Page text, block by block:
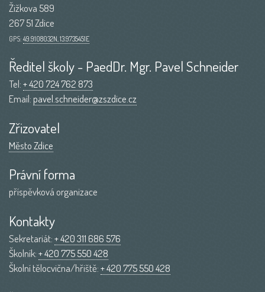
Žižkova 589
267 51 Zdice
GPS: 49.9108032N, 13.9735451E
Ředitel školy - PaedDr. Mgr. Pavel Schneider
Tel:+ 420 724 762 873
Email:pavel.schneider@zszdice.cz
Zřizovatel
Město Zdice
Právní forma
příspěvková organizace
Kontakty
Sekretariát:+ 420 311 686 576
Školník:+ 420 775 550 428
Školní tělocvična/hřiště:+ 420 775 550 428